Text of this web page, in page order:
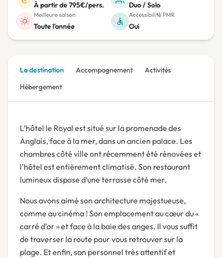
À partir de 795€/pers. Duo / Solo
Meilleure saison
Toute l'année
Accessibilité PMR
Oui
La destination Accompagnement
Activités
Hébergement
L’hôtel le Royal est situé sur la promenade des
Anglais, face à la mer, dans un ancien palace. Les
chambres côté ville ont récemment été rénovées et
l’hôtel est entièrement climatisé. Son restaurant
lumineux dispose d’une terrasse côté mer.
Nous avons aimé son architecture majestueuse,
comme au cinéma ! Son emplacement au cœur du «
carré d’or » et face à la baie des anges. Il vous suffit
de traverser la route pour vous retrouver sur la
plage. Et enfin, son personnel très attentif et